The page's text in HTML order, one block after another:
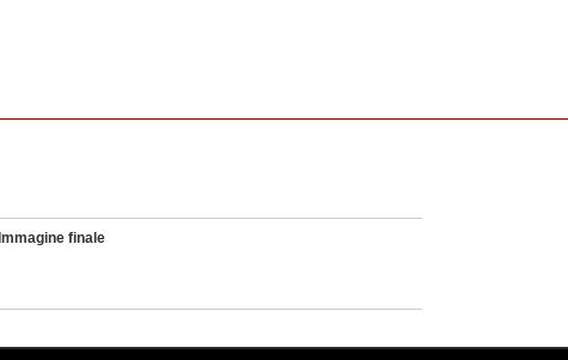
Immagine finale